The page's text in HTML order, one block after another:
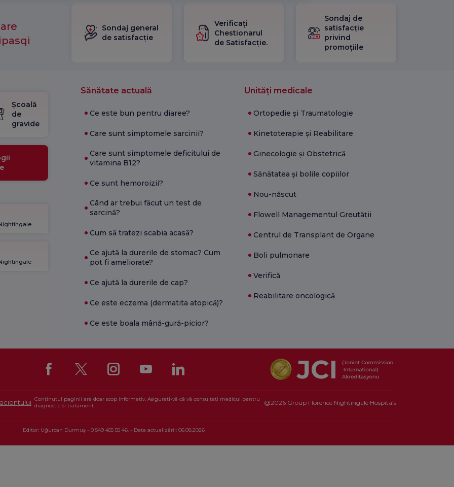
Școală
de
gravide
Sănătate actuală
Ce este bun pentru diaree?
Care sunt simptomele sarcinii?
Care sunt simptomele deficitului de
vitamina B12?
Ce sunt hemoroizii?
Când ar trebui făcut un test de
sarcină?
Cum să tratezi scabia acasă?
Ce ajută la durerile de stomac? Cum
pot fi ameliorate?
Ce ajută la durerile de cap?
Ce este eczema (dermatita atopică)?
Ce este boala mână-gură-picior?
Unități medicale
Ortopedie și Traumatologie
Kinetoterapie și Reabilitare
Ginecologie și Obstetrică
Sănătatea și bolile copiilor
Nou-născut
Flowell Managementul Greutății
Centrul de Transplant de Organe
Boli pulmonare
Verifică
Reabilitare oncologică
Sondaj general
de satisfacție
Verificați
Chestionarul
de Satisfacție.
Sondaj de
satisfacție
privind
promoțiile
Conținutul paginii are doar scop informativ. Asigurați-vă că vă consultați medicul pentru
diagnostic și tratament.
@2026 Group Florence Nightingale Hospitals
Editor: Uğurcan Durmuş - 0 549 455 55 46. - Data actualizării: 06.08.2026